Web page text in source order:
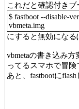
これだと確認付きブ
$ fastboot --disable-
vbmeta.img
にすると無効になる
vbmetaの書き込み
ってるスマホで冒険
あと、fastbootに